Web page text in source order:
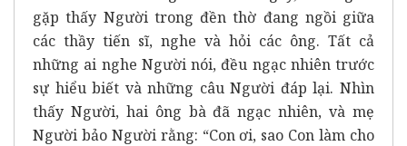
gặp thấy Người trong đền thờ đang ngồi giữa
các thầy tiến sĩ, nghe và hỏi các ông. Tất cả
những ai nghe Người nói, đều ngạc nhiên trước
sự hiểu biết và những câu Người đáp lại. Nhìn
thấy Người, hai ông bà đã ngạc nhiên, và mẹ
Người bảo Người rằng: “Con ơi, sao Con làm cho